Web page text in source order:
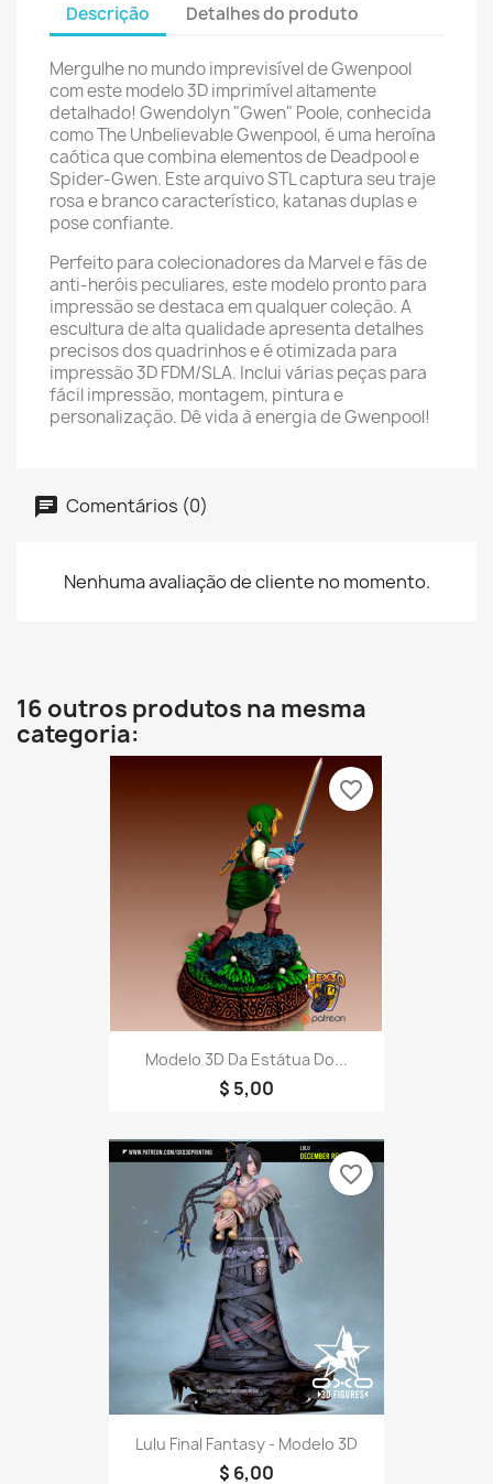
Descrição Detalhes do produto
Mergulhe no mundo imprevisível de Gwenpool
com este modelo 3D imprimível altamente
detalhado! Gwendolyn "Gwen" Poole, conhecida
como The Unbelievable Gwenpool, é uma heroína
caótica que combina elementos de Deadpool e
Spider-Gwen. Este arquivo STL captura seu traje
rosa e branco característico, katanas duplas e
pose confiante.
Perfeito para colecionadores da Marvel e fãs de
anti-heróis peculiares, este modelo pronto para
impressão se destaca em qualquer coleção. A
escultura de alta qualidade apresenta detalhes
precisos dos quadrinhos e é otimizada para
impressão 3D FDM/SLA. Inclui várias peças para
fácil impressão, montagem, pintura e
personalização. Dê vida à energia de Gwenpool!
Comentários (0)
Nenhuma avaliação de cliente no momento.
16 outros produtos na mesma
categoria:
Modelo 3D Da Estátua Do...
$ 5,00
favorite_border
Lulu Final Fantasy - Modelo 3D
$ 6,00
favorite_border